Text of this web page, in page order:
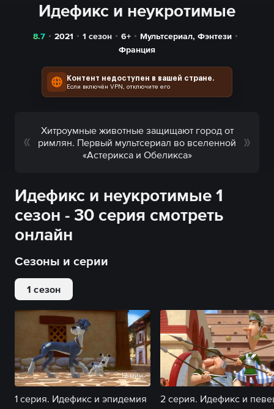
Идефикс и неукротимые
8.7 2021 1 сезон 6+ Мультсериал, Фэнтези
Франция
Контент недоступен в вашей стране.
Если включён VPN, отключите его
Хитроумные животные защищают город от
римлян. Первый мультсериал во вселенной
«Астерикса и Обеликса»
Идефикс и неукротимые 1
сезон - 30 серия смотреть
онлайн
Сезоны и серии
1 сезон
12 мин
1 серия. Идефикс и эпидемия